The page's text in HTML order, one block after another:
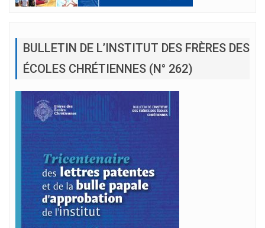
BULLETIN DE L’INSTITUT DES FRÈRES DES
ÉCOLES CHRÉTIENNES (N° 262)